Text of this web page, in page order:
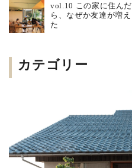
vol.10 この家に住んだ
ら、なぜか友達が増え
た
カテゴリー